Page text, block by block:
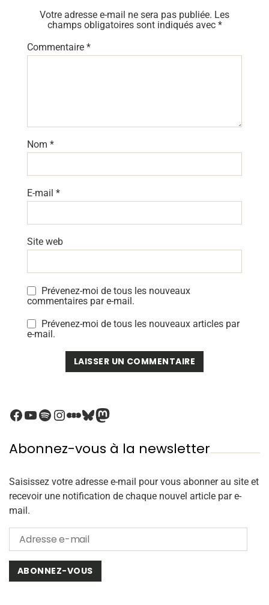
Votre adresse e-mail ne sera pas publiée. Les
champs obligatoires sont indiqués avec *
Commentaire *
Nom *
E-mail *
Site web
Prévenez-moi de tous les nouveaux
commentaires par e-mail.
Prévenez-moi de tous les nouveaux articles par
e-mail.
Abonnez-vous à la newsletter
Saisissez votre adresse e-mail pour vous abonner au site et
recevoir une notification de chaque nouvel article par e-
mail.
ABONNEZ-VOUS